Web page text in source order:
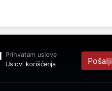
Prihvatam uslove
Uslovi korišćenja
Pošalji